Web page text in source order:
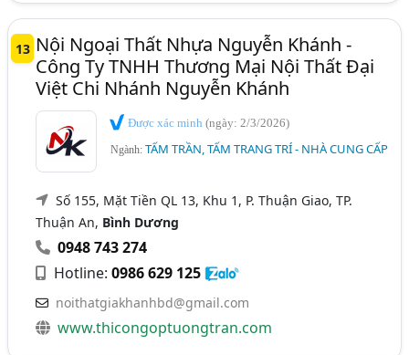
13 Nội Ngoại Thất Nhựa Nguyễn Khánh -
Công Ty TNHH Thương Mại Nội Thất Đại
Việt Chi Nhánh Nguyễn Khánh
Được xác minh(ngày: 2/3/2026)
Ngành:TẤM TRẦN, TẤM TRANG TRÍ - NHÀ CUNG CẤP
Số 155, Mặt Tiền QL 13, Khu 1, P. Thuận Giao, TP.
Thuận An, Bình Dương
0948 743 274
Hotline:0986 629 125
noithatgiakhanhbd@gmail.com
www.thicongoptuongtran.com